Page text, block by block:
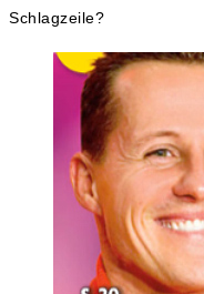
Schlagzeile?